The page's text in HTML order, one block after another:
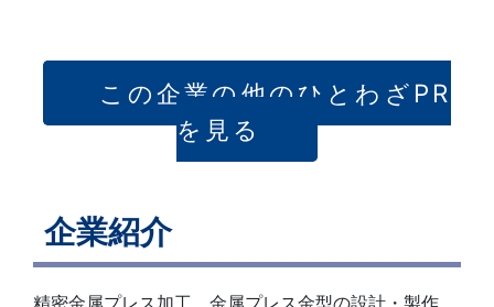
この企業の他のひとわざPR
を見る
企業紹介